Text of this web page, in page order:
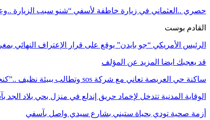
حصري ..العثماني في زيارة خاطفة لأسفي “شنو سبب الزيارة
القادم بوست
الرئيس الأمريكي “جو بايدن” يوقع على قرار الإعتراف النهائي
قد يعجبك ايضا المزيد عن المؤلف
ساكنة حي العريصة تعاني مع شركة sos وتطالب ببيئة نظيف ..”كنخلصوا النظافة وتقهرنا…
الوقاية المدنية تتدخل لإخماد حريق إندلع في منزل بحي بلاد الجد
أزمة صحية ‎تودي بحياة ستيني بشارع سيدي واصل بآسفي